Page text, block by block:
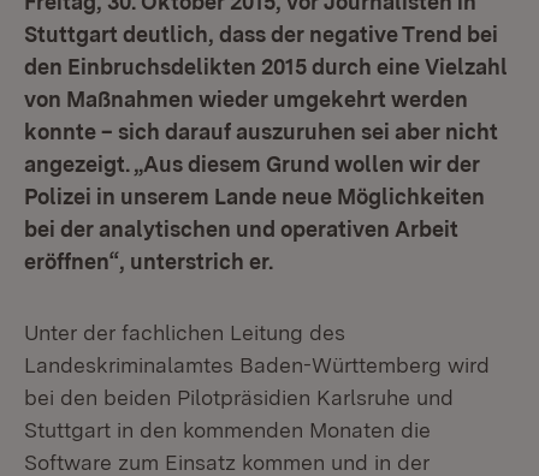
Stuttgart deutlich, dass der negative Trend bei
den Einbruchsdelikten 2015 durch eine Vielzahl
von Maßnahmen wieder umgekehrt werden
konnte – sich darauf auszuruhen sei aber nicht
angezeigt. „Aus diesem Grund wollen wir der
Polizei in unserem Lande neue Möglichkeiten
bei der analytischen und operativen Arbeit
eröffnen“, unterstrich er.
Unter der fachlichen Leitung des
Landeskriminalamtes Baden-Württemberg wird
bei den beiden Pilotpräsidien Karlsruhe und
Stuttgart in den kommenden Monaten die
Software zum Einsatz kommen und in der